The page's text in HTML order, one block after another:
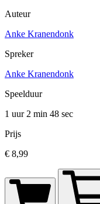
Auteur
Anke Kranendonk
Spreker
Anke Kranendonk
Speelduur
1 uur 2 min 48 sec
Prijs
€ 8,99